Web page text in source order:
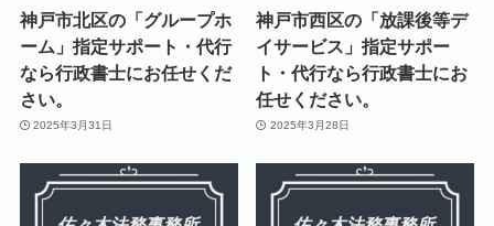
神戸市北区の「グループホ
ーム」指定サポート・代行
なら行政書士にお任せくだ
さい。
2025年3月31日
神戸市西区の「放課後等デ
イサービス」指定サポー
ト・代行なら行政書士にお
任せください。
2025年3月28日